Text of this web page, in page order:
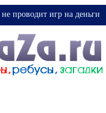
проводит игр на деньги